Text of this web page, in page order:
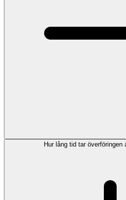
Hur lång tid tar överföringen